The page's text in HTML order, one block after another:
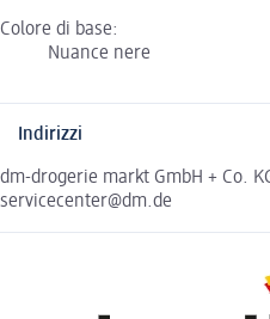
Colore di base:
Nuance nere
Indirizzi
dm-drogerie markt GmbH + Co.
servicecenter@dm.de